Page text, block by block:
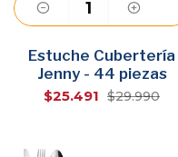
Agregar
Estuche Cubertería
Jenny - 44 piezas
$25.491 $29.990